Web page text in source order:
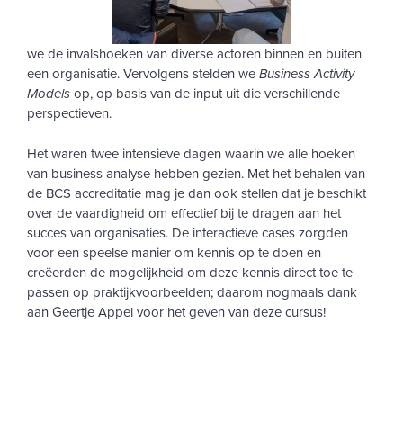
we de invalshoeken van diverse actoren binnen en buiten
een organisatie. Vervolgens stelden weBusiness Activity
Modelsop, op basis van de input uit die verschillende
perspectieven.
Het waren twee intensieve dagen waarin we alle hoeken
van business analyse hebben gezien. Met het behalen van
de BCS accreditatie mag je dan ook stellen dat je beschikt
over de vaardigheid om effectief bij te dragen aan het
succes van organisaties. De interactieve cases zorgden
voor een speelse manier om kennis op te doen en
creëerden de mogelijkheid om deze kennis direct toe te
passen op praktijkvoorbeelden; daarom nogmaals dank
aan Geertje Appel voor het geven van deze cursus!